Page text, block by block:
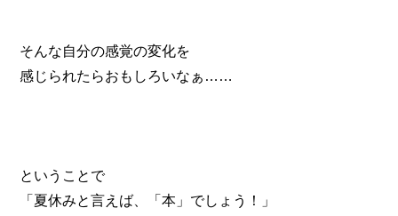
そんな自分の感覚の変化を
感じられたらおもしろいなぁ……
ということで
「夏休みと言えば、「本」でしょう！」